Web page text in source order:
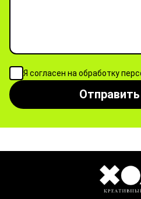
Я согласен на обработку